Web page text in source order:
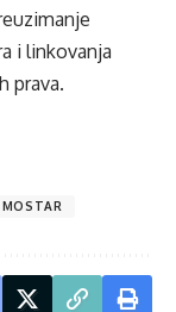
i linkovanja
prava.
MOSTAR